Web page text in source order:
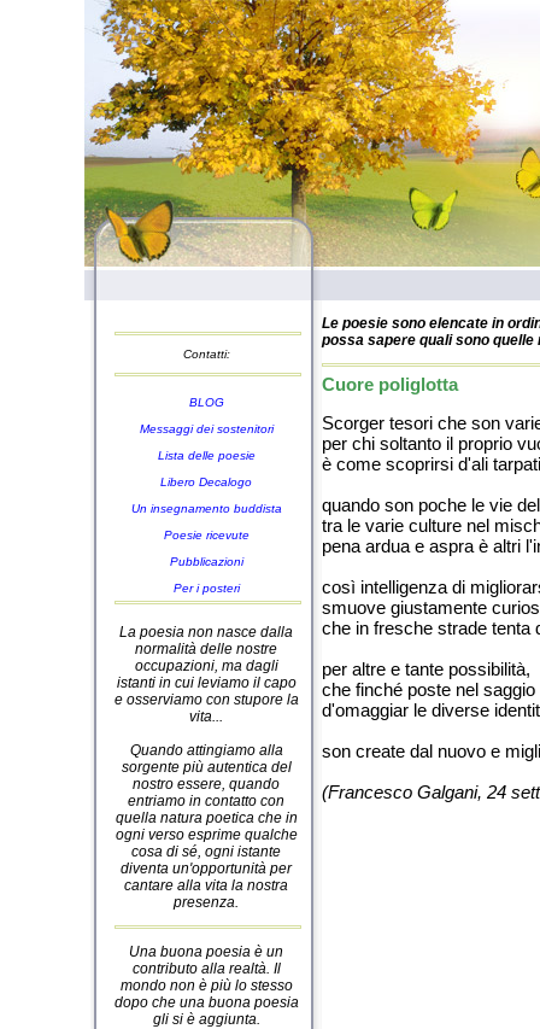
Contatti:
BLOG
Messaggi dei sostenitori
Lista delle poesie
Libero Decalogo
Un insegnamento buddista
Poesie ricevute
Pubblicazioni
Per i posteri
La poesia non nasce dalla
normalità delle nostre
occupazioni, ma dagli
istanti in cui leviamo il capo
e osserviamo con stupore la
vita...
Quando attingiamo alla
sorgente più autentica del
nostro essere, quando
entriamo in contatto con
quella natura poetica che in
ogni verso esprime qualche
cosa di sé, ogni istante
diventa un'opportunità per
cantare alla vita la nostra
presenza.
Una buona poesia è un
contributo alla realtà. Il
mondo non è più lo stesso
dopo che una buona poesia
gli si è aggiunta.
Le poesie sono elencate in
possa sapere quali sono
Cuore poliglotta
Scorger tesori che son
per chi soltanto il proprio
è come scoprirsi d'ali
quando son poche le vie
tra le varie culture nel
pena ardua e aspra è altri
così intelligenza di
smuove giustamente
che in fresche strade tenta
per altre e tante possibilità,
che finché poste nel
d'omaggiar le diverse
son create dal nuovo e
(Francesco Galgani, 24